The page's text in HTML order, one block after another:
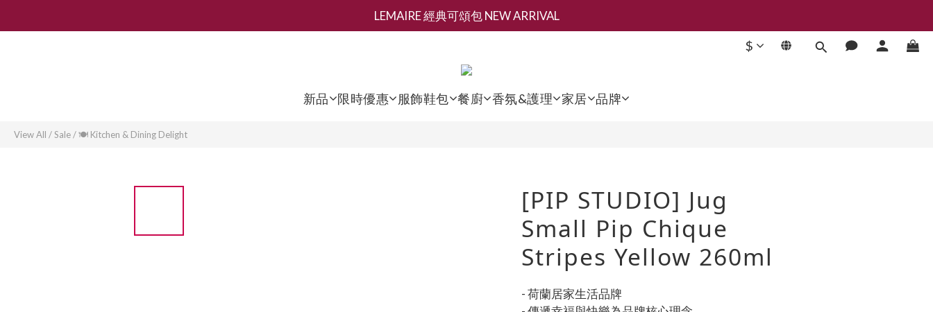
新會員募集現領抵用千元購物金
LEMAIRE 經典可頌包 NEW ARRIVAL
新會員募集現領抵用千元購物金
$
新品 限時優惠 服飾鞋包 餐廚 香氛&護理 家居 品牌
View All /Sale/🍽️ Kitchen & Dining Delight
[PIP STUDIO] Jug
Small Pip Chique
Stripes Yellow 260ml
- 荷蘭居家生活品牌
BUY NOW